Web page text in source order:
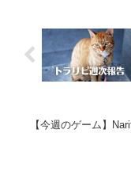
【今週のゲーム】